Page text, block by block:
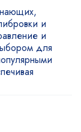
и
и
для